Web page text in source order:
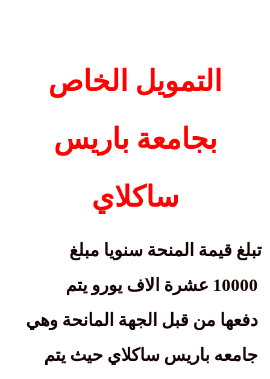
التمويل الخاص
بجامعة باريس
ساكلاي
تبلغ قيمة المنحة سنويا مبلغ
10000 عشرة الاف يورو يتم
دفعها من قبل الجهة المانحة وهي
جامعه باريس ساكلاي حيث يتم